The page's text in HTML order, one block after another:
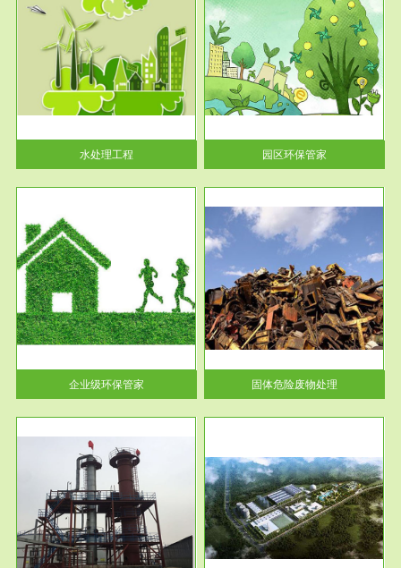
水处理工程
服务范围
园区环保管家
2016 年 4 月，环保部下发《关
于积极发挥环境保护作用促进供
给侧结...
园区环保管家
企业级环保管家
服务范围
固体危险废物处理
固体废物解释：固体废物是指人
们在生产建设、日常生活和其他
活动中...
固体危险废物处理
服务范围
市政固废处理
蔚蓝生态环境科技所从事的市政